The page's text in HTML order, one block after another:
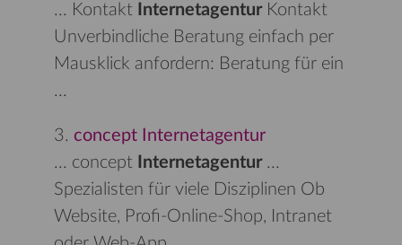
... Kontakt InternetagenturKontakt
Unverbindliche Beratung einfach per
Mausklick anfordern: Beratung für ein
...
3. concept Internetagentur
... concept Internetagentur...
Spezialisten für viele Disziplinen Ob
Website, Profi-Online-Shop, Intranet